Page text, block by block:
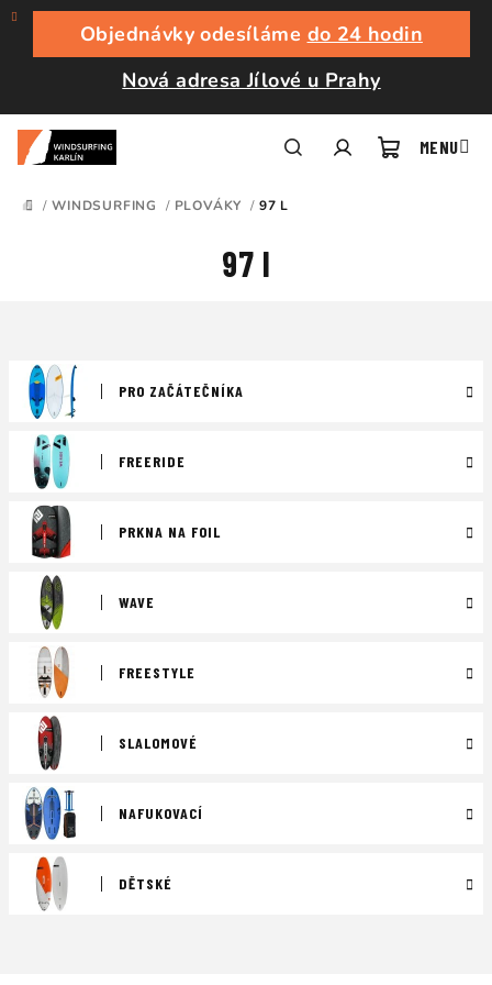
Přejít
obsah
Objednávky odesíláme do 24 hodin
Nová adresa Jílové u Prahy
DOMŮ
/ WINDSURFING / PLOVÁKY / 97 L
97 l
PRO ZAČÁTEČNÍKA
FREERIDE
PRKNA NA FOIL
WAVE
FREESTYLE
SLALOMOVÉ
NAFUKOVACÍ
DĚTSKÉ